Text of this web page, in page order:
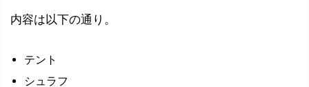
内容は以下の通り。
テント
シュラフ